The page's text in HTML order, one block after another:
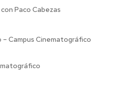
Paco Cabezas
– Campus Cinematográfico